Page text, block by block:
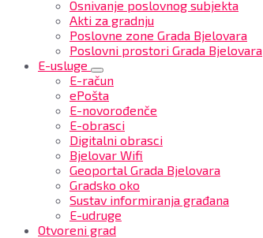
Osnivanje poslovnog subjekta
Akti za gradnju
Poslovne zone Grada Bjelovara
Poslovni prostori Grada Bjelovara
E-usluge
E-račun
ePošta
E-novorođenče
E-obrasci
Digitalni obrasci
Bjelovar Wifi
Geoportal Grada Bjelovara
Gradsko oko
Sustav informiranja građana
E-udruge
Otvoreni grad